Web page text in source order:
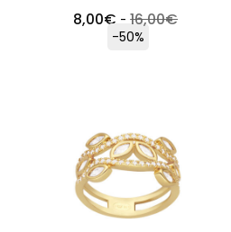
8,00€ -16,00€
-50%